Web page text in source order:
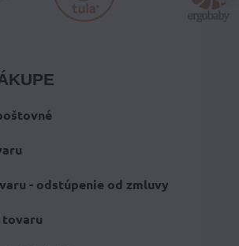
- odstúpenie od zmluvy
tovaru